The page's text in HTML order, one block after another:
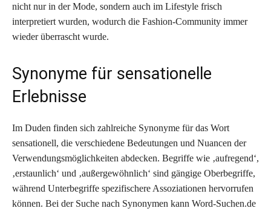
nicht nur in der Mode, sondern auch im Lifestyle frisch
interpretiert wurden, wodurch die Fashion-Community immer
wieder überrascht wurde.
Synonyme für sensationelle
Erlebnisse
Im Duden finden sich zahlreiche Synonyme für das Wort
sensationell, die verschiedene Bedeutungen und Nuancen der
Verwendungsmöglichkeiten abdecken. Begriffe wie ‚aufregend‘,
‚erstaunlich‘ und ‚außergewöhnlich‘ sind gängige Oberbegriffe,
während Unterbegriffe spezifischere Assoziationen hervorrufen
können. Bei der Suche nach Synonymen kann Word-Suchen.de